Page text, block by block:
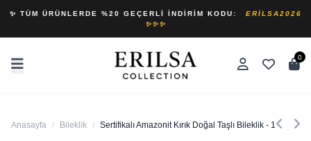
✨ TÜM ÜRÜNLERDE %20 GEÇERLI İNDIRIM KODU:
ERILSA2026
✨✨✨
0
Anasayfa / Bileklik / Sertifikalı Amazonit Kırık Doğal Taşlı Bileklik - 1.kalite